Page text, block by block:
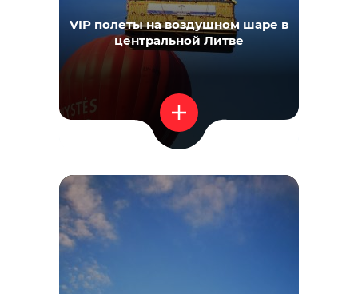
VIP полеты на воздушном шаре в
центральной Литве